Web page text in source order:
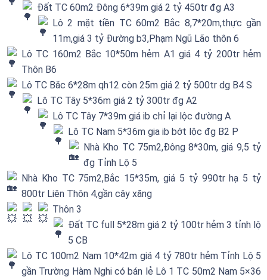
Đất TC 60m2 Đông 6*39m giá 2 tỷ 450tr đg A3
Lô 2 mặt tiền TC 60m2 Bắc 8,7*20m,thực gần
11m,giá 3 tỷ Đường b3,Phạm Ngũ Lão thôn 6
Lô TC 160m2 Bắc 10*50m hẻm A1 giá 4 tỷ 200tr hẻm
Thôn B6
Lô TC Băc 6*28m qh12 còn 25m giá 2 tỷ 500tr dg B4 S
Lô TC Tây 5*36m giá 2 tỷ 300tr đg A2
Lô TC Tây 7*39m giá ib chỉ lại lộc đường A
Lô TC Nam 5*36m gia ib bớt lộc đg B2 P
Nhà Kho TC 75m2,Đông 8*30m, giá 9,5 tỷ
đg Tỉnh Lộ 5
Nhà Kho TC 75m2,Bắc 15*35m, giá 5 tỷ 990tr hạ 5 tỷ
800tr Liên Thôn 4,gần cây xăng
Thôn 3
Đất TC full 5*28m giá 2 tỷ 100tr hẻm 3 tỉnh lộ
5 CB
Lô TC 100m2 Nam 10*42m giá 4 tỷ 780tr hẻm Tỉnh Lộ 5
gần Trường Hàm Nghi có bán lẻ Lô 1 TC 50m2 Nam 5×36